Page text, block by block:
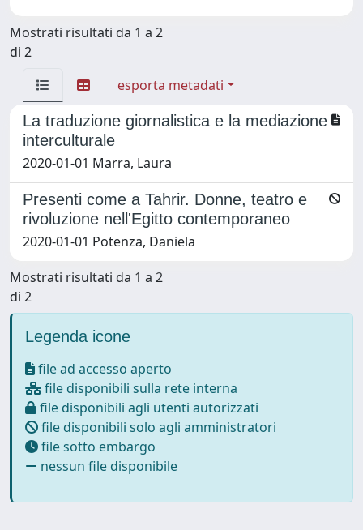
Mostrati risultati da 1 a 2
di 2
esporta metadati
La traduzione giornalistica e la mediazione
interculturale
2020-01-01 Marra, Laura
Presenti come a Tahrir. Donne, teatro e
rivoluzione nell'Egitto contemporaneo
2020-01-01 Potenza, Daniela
Mostrati risultati da 1 a 2
di 2
Legenda icone
file ad accesso aperto
file disponibili sulla rete interna
file disponibili agli utenti autorizzati
file disponibili solo agli amministratori
file sotto embargo
nessun file disponibile